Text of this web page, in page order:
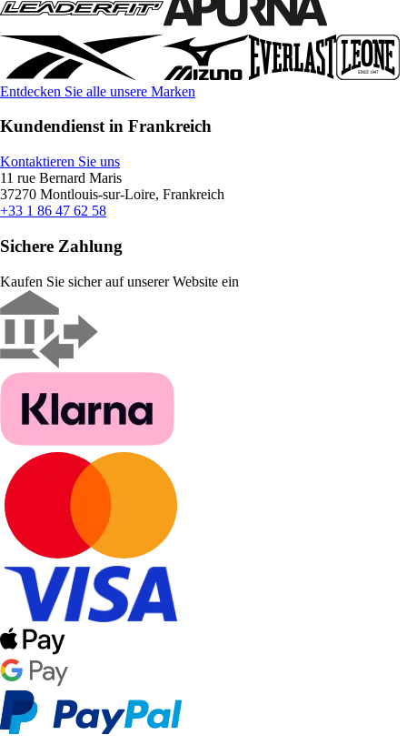
Entdecken Sie alle unsere Marken
Kundendienst in Frankreich
Kontaktieren Sie uns
11 rue Bernard Maris
37270 Montlouis-sur-Loire, Frankreich
+33 1 86 47 62 58
Sichere Zahlung
Kaufen Sie sicher auf unserer Website ein